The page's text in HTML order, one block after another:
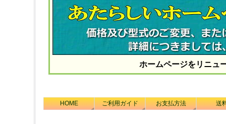
ホームページをリニュ
HOME ご利用ガイド お支払方法 送